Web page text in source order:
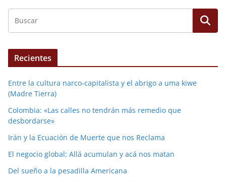
Recientes
Entre la cultura narco-capitalista y el abrigo a uma kiwe
(Madre Tierra)
Colombia: «Las calles no tendrán más remedio que
desbordarse»
Irán y la Ecuación de Muerte que nos Reclama
El negocio global: Allá acumulan y acá nos matan
Del sueño a la pesadilla Americana